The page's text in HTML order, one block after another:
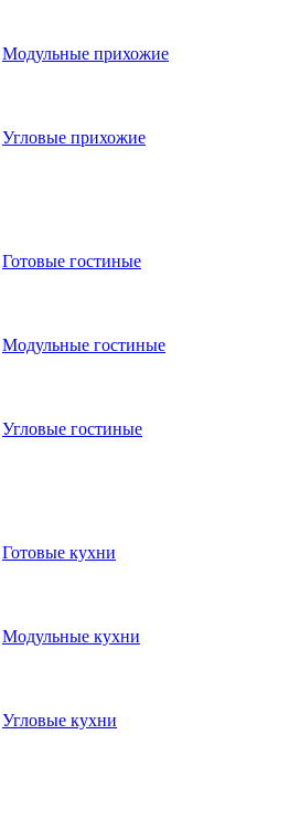
Модульные прихожие
Угловые прихожие
Готовые гостиные
Модульные гостиные
Угловые гостиные
Готовые кухни
Модульные кухни
Угловые кухни